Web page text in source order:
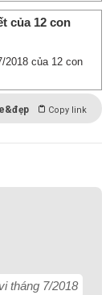
của 12 con
2018 của 12 con
Copy link
tháng 7/2018